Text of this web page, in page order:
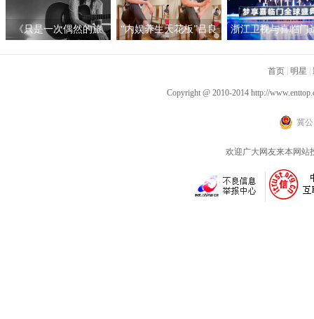
举行
《只是一次偶然的旅
“内娱养生天花板”吕良
已是极限
浙江卫视与喜临门
新营销模式
首页 明星
Copyright @ 2010-2014 http://
冀公
欢迎广大网友来本网站